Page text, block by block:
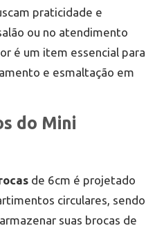
praticidade e
ou no atendimento
é um item essencial para
e esmaltação em
do Mini
de 6cm é projetado
circulares, sendo
suas brocas de